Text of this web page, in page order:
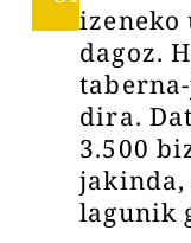
izeneko
dagoz.
dira.
3.500
lagunik